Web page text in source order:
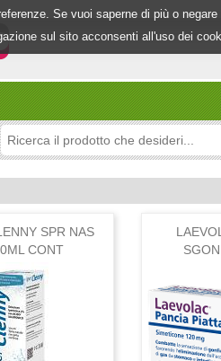
Se vuoi saperne di più o
sul sito acconsenti all'uso dei
SPR NAS
CONT